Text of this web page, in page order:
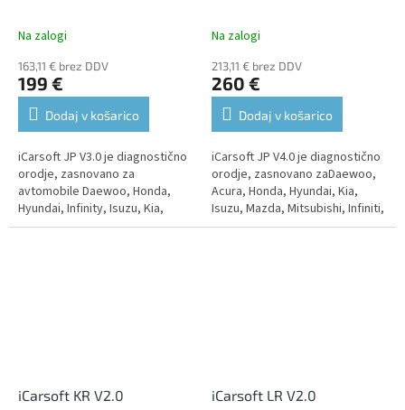
Na zalogi
163,11 € brez DDV
199 €
Dodaj v košarico
iCarsoft JP V3.0 je diagnostično
orodje, zasnovano za
avtomobile Daewoo, Honda,
Hyundai, Infinity, Isuzu, Kia,
Lexus, Nissan, Mazda,
Na zalogi
213,11 € brez DDV
260 €
Dodaj v košarico
iCarsoft JP V4.0 je diagnostično
orodje, zasnovano zaDaewoo,
Acura, Honda, Hyundai, Kia,
Isuzu, Mazda, Mitsubishi, Infiniti,
Nissan, Nissan GTR, Subaru,
iCarsoft KR V2.0 iCarsoft LR V2.0